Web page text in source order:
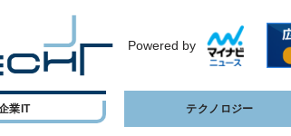
Powered by
業IT テクノロジー